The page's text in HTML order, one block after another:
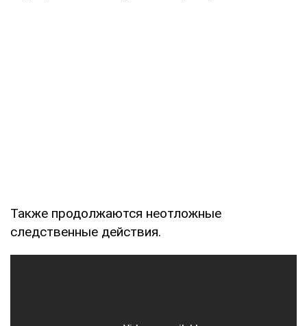
Также продолжаются неотложные
следственные действия.